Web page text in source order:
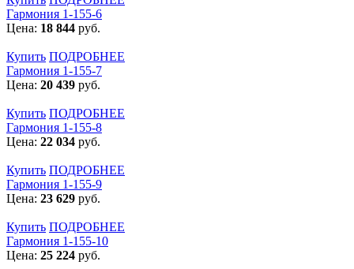
Гармония 1-155-6
Цена: 18 844 руб.
Купить ПОДРОБНЕЕ
Гармония 1-155-7
Цена: 20 439 руб.
Купить ПОДРОБНЕЕ
Гармония 1-155-8
Цена: 22 034 руб.
Купить ПОДРОБНЕЕ
Гармония 1-155-9
Цена: 23 629 руб.
Купить ПОДРОБНЕЕ
Гармония 1-155-10
Цена: 25 224 руб.